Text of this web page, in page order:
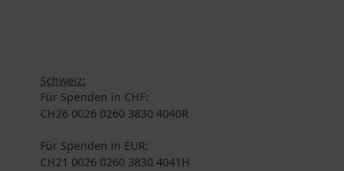
Schweiz:
Für Spenden in CHF:
CH26 0026 0260 3830 4040R
Für Spenden in EUR:
CH21 0026 0260 3830 4041H